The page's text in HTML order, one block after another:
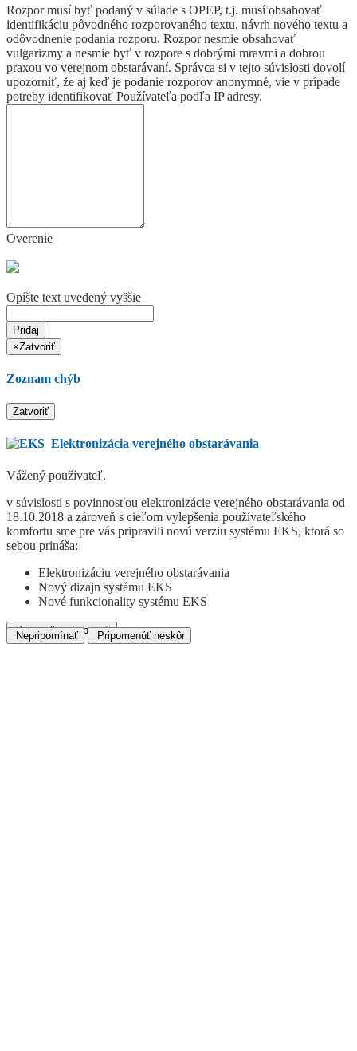
Rozpor musí byť podaný v súlade s OPEP, t.j. musí obsahovať
identifikáciu pôvodného rozporovaného textu, návrh nového textu a
odôvodnenie podania rozporu. Rozpor nesmie obsahovať
vulgarizmy a nesmie byť v rozpore s dobrými mravmi a dobrou
praxou vo verejnom obstarávaní. Správca si v tejto súvislosti dovolí
upozorniť, že aj keď je podanie rozporov anonymné, vie v prípade
potreby identifikovať Používateľa podľa IP adresy.
Overenie
Opíšte text uvedený vyššie
Pridaj
×Zatvoriť
Zoznam chýb
Zatvoriť
Elektronizácia verejného obstarávania
Vážený používateľ,
v súvislosti s povinnosťou elektronizácie verejného obstarávania od
18.10.2018 a zároveň s cieľom vylepšenia používateľského
komfortu sme pre vás pripravili novú verziu systému EKS, ktorá so
sebou prináša:
Elektronizáciu verejného obstarávania
Nový dizajn systému EKS
Nové funkcionality systému EKS
Zobraziť podrobnosti
Nepripomínať Pripomenúť neskôr